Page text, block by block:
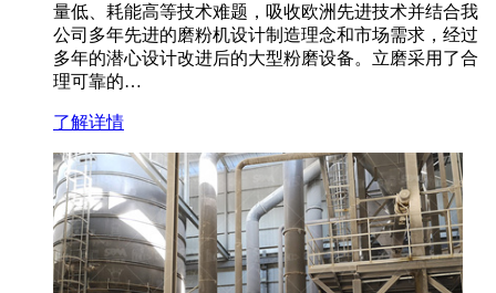
量低、耗能高等技术难题，吸收欧洲先进技术并结合我
公司多年先进的磨粉机设计制造理念和市场需求，经过
多年的潜心设计改进后的大型粉磨设备。立磨采用了合
理可靠的…
了解详情